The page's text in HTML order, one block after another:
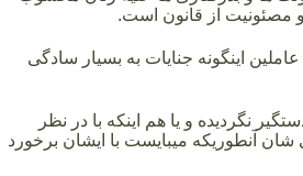
مصئونیت از قانون است.
اینگونه جنایات به بسیار سادگی
نگردیده و یا هم اینکه با در نظر
آنطوریکه میبایست با ایشان برخورد